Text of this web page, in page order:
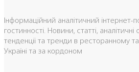
Інформаційний аналітичний
гостинності. Новини, статті,
тенденції та тренди в ресторанному
Україні та за кордоном